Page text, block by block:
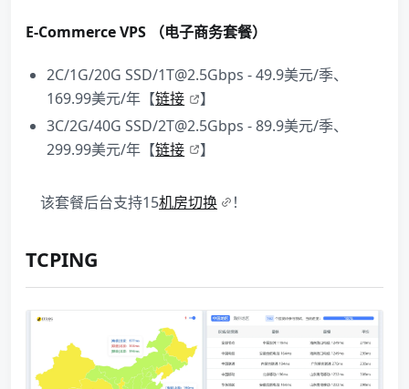
E-Commerce VPS （电子商务套餐）
2C/1G/20G SSD/1T@2.5Gbps - 49.9美元/季、
169.99美元/年【链接
】
3C/2G/40G SSD/2T@2.5Gbps - 89.9美元/季、
299.99美元/年【链接 】
该套餐后台支持15机房切换 ！
TCPING